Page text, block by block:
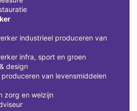
industrieel produceren van
infra, sport en groen
design
van levensmiddelen
zorg en welzijn